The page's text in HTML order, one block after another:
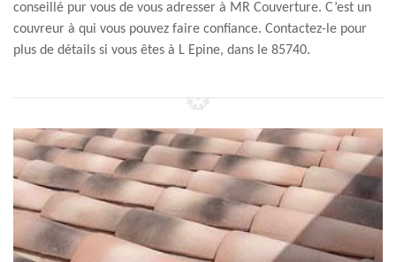
conseillé pur vous de vous adresser à MR Couverture. C’est un
couvreur à qui vous pouvez faire confiance. Contactez-le pour
plus de détails si vous êtes à L Epine, dans le 85740.